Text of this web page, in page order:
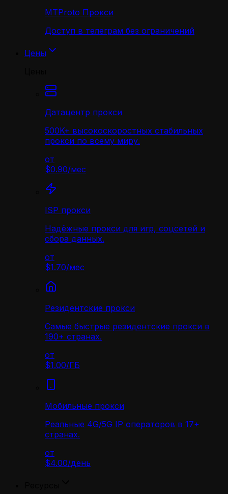
MTProto Прокси
Доступ в телеграм без ограничений
Цены
Датацентр прокси
500K+ высокоскоростных стабильных
прокси по всему миру.
от
$0.90/мес
ISP прокси
Надёжные прокси для игр, соцсетей и
сбора данных.
от
$1.70/мес
Резидентские прокси
Самые быстрые резидентские прокси в
190+ странах.
от
$1.00/ГБ
Мобильные прокси
Реальные 4G/5G IP операторов в 17+
странах.
от
$4.00/день